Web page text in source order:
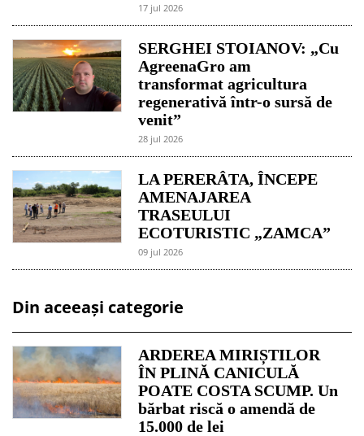
17 jul 2026
SERGHEI STOIANOV: „Cu
AgreenaGro am
transformat agricultura
regenerativă într-o sursă de
venit”
28 jul 2026
LA PERERÂTA, ÎNCEPE
AMENAJAREA
TRASEULUI
ECOTURISTIC „ZAMCA”
09 jul 2026
Din aceeași categorie
ARDEREA MIRIȘTILOR
ÎN PLINĂ CANICULĂ
POATE COSTA SCUMP. Un
bărbat riscă o amendă de
15.000 de lei